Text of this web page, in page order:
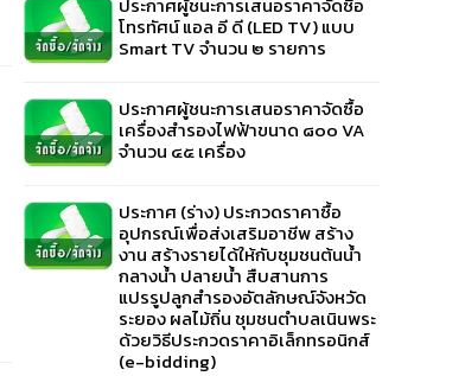
โทรทัศน์ แอล อี ดี (LED TV) แบบ
Smart TV จำนวน ๒ รายการ
ประกาศผู้ชนะการเสนอราคาจัดซื้อ
เครื่องสำรองไฟฟ้าขนาด ๘๐๐ VA
จำนวน ๔๕ เครื่อง
ประกาศ (ร่าง) ประกวดราคาซื้อ
อุปกรณ์เพื่อส่งเสริมอาชีพ สร้าง
งาน สร้างรายได้ให้กับชุมชนต้นน้ำ
กลางน้ำ ปลายน้ำ สืบสานการ
แปรรูปลูกสำรองอัตลักษณ์จังหวัด
ระยอง ผลไม้ถิ่น ชุมชนตำบลเนินพระ
ด้วยวิธีประกวดราคาอิเล็กทรอนิกส์
(e-bidding)